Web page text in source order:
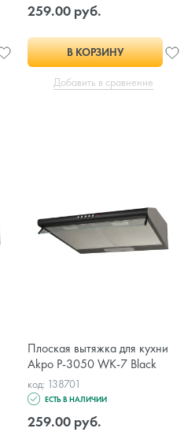
259.00 руб.
В КОРЗИНУ
Добавить в сравнение
Плоская вытяжка для кухни
Akpo P-3050 WK-7 Black
код: 138701
ЕСТЬ В НАЛИЧИИ
259.00 руб.